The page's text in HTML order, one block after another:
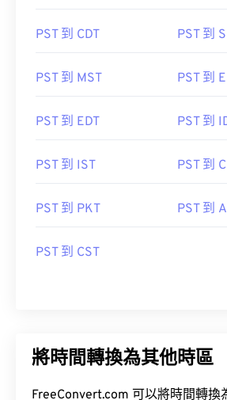
PST 到 CDT PST 到
PST 到 MST PST 到
PST 到 EDT PST 到
PST 到 IST PST 到
PST 到 PKT PST 到
PST 到 CST
將時間轉換為其他時區
FreeConvert.com 可以將時間轉換